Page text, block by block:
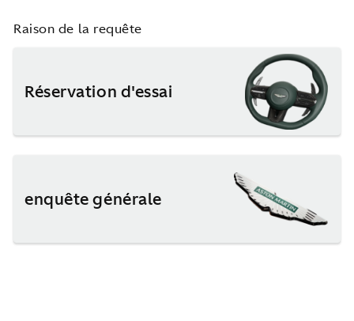
Raison de la requête
Réservation d'essai
enquête générale